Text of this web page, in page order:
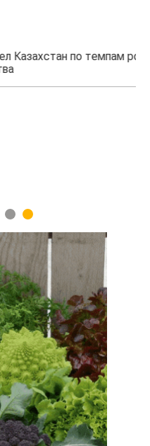
по темпам роста
4 5